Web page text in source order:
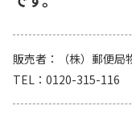
販売者
（株）郵便
TEL
0120-315-116